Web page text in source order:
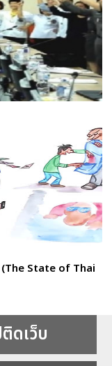
(The State of Thai
ดเว็บ